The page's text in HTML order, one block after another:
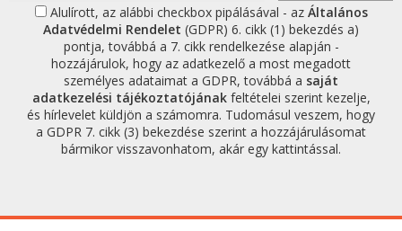
Alulírott, az alábbi checkbox pipálásával - az Általános
Adatvédelmi Rendelet (GDPR) 6. cikk (1) bekezdés a)
pontja, továbbá a 7. cikk rendelkezése alapján -
hozzájárulok, hogy az adatkezelő a most megadott
személyes adataimat a GDPR, továbbá a saját
adatkezelési tájékoztatójánakfeltételei szerint kezelje,
és hírlevelet küldjön a számomra. Tudomásul veszem, hogy
a GDPR 7. cikk (3) bekezdése szerint a hozzájárulásomat
bármikor visszavonhatom, akár egy kattintással.